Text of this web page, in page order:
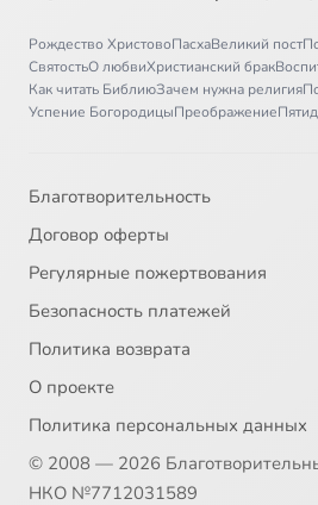
Рождество ХристовоПасхаВеликий пост
СвятостьО любвиХристианский брак
Как читать БиблиюЗачем нужна религия
Успение БогородицыПреображение
Благотворительность
Договор оферты
Регулярные пожертвования
Безопасность платежей
Политика возврата
О проекте
Политика персональных данных
© 2008 — 2026
НКО №7712031589